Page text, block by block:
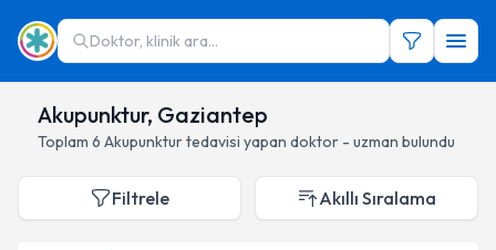
Doktor, klinik ara...
Akupunktur, Gaziantep
Toplam 6 Akupunkturtedavisi yapan doktor - uzman bulundu
Filtrele Akıllı Sıralama